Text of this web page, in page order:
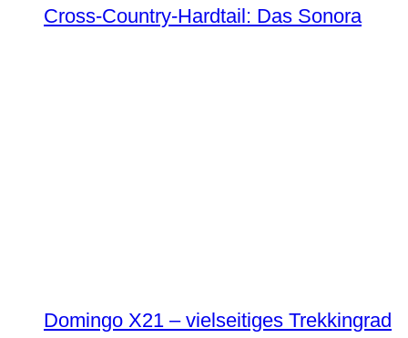
Cross-Country-Hardtail: Das Sonora
Domingo X21 – vielseitiges Trekkingrad